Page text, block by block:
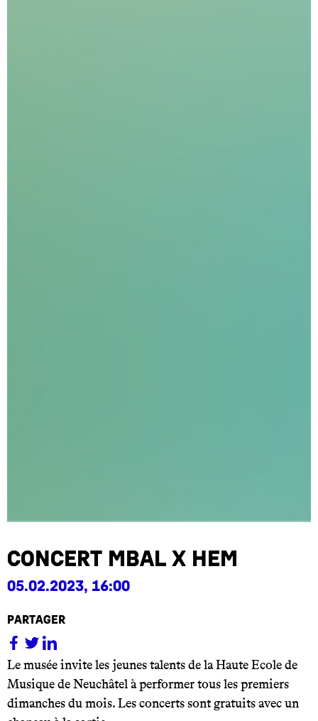
Concert MBAL x HEM
05.02.2023, 16:00
partager
Le musée invite les jeunes talents de la Haute Ecole de
Musique de Neuchâtel à performer tous les premiers
dimanches du mois. Les concerts sont gratuits avec un